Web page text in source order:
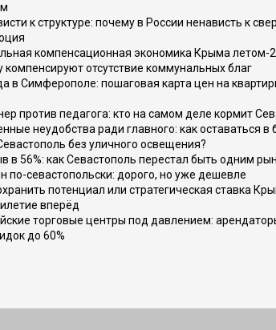
к структуре: почему в России ненависть к
компенсационная экономика Крыма летом-
компенсируют отсутствие коммунальных благ
в Симферополе: пошаговая карта цен на
против педагога: кто на самом деле кормит
неудобства ради главного: как оставаться в
без уличного освещения?
в 56%: как Севастополь перестал быть одним
по-севастопольски: дорого, но уже дешевле
потенциал или стратегическая ставка
вперёд
торговые центры под давлением:
до 60%